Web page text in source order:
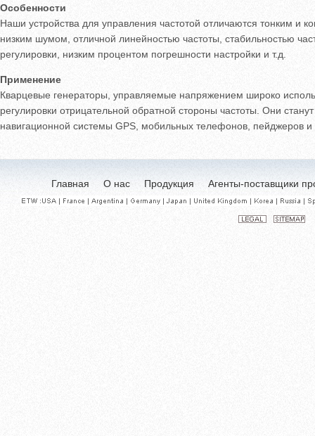
Особенности
Наши устройства для управления частотой отличаются тонким и
низким шумом, отличной линейностью частоты, стабильностью
регулировки, низким процентом погрешности настройки и т.д.
Применение
Кварцевые генераторы, управляемые напряжением широко
регулировки отрицательной обратной стороны частоты. Они
навигационной системы GPS, мобильных телефонов, пейджеров и
Главная О нас Продукция Агенты-поставщики